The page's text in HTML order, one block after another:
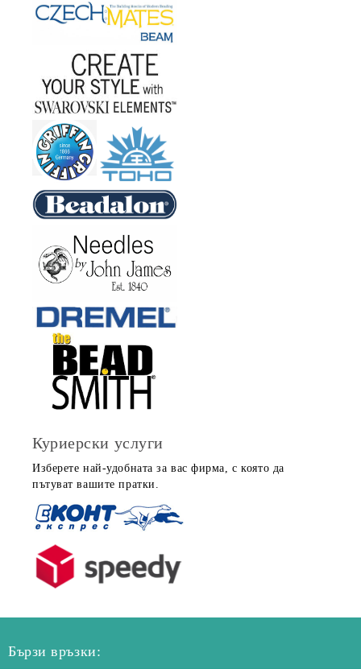
Куриерски услуги
Изберете най-удобната за вас фирма, с която да
пътуват вашите пратки.
Бързи връзки: